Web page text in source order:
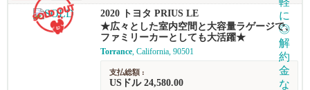
2020 トヨタ PRIUS LE
★広々とした室内空間と大容量ラゲージで、
ファミリーカーとしても大活躍★
Torrance, California, 90501
支払総額 :
USドル 24,580.00